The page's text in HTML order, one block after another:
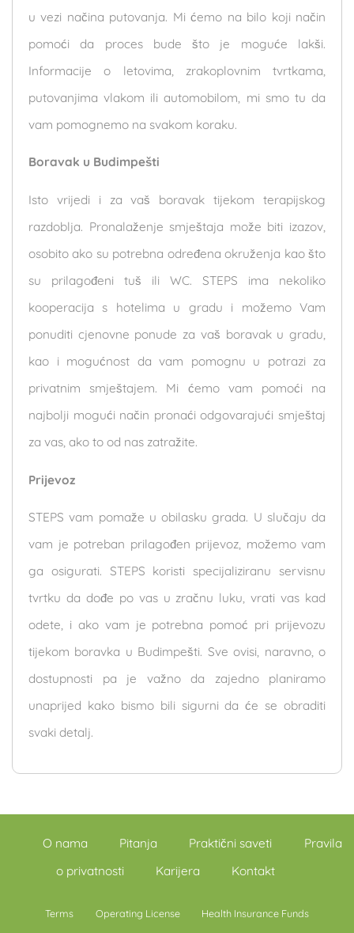
u vezi načina putovanja. Mi ćemo na bilo koji način
pomoći da proces bude što je moguće lakši.
Informacije o letovima, zrakoplovnim tvrtkama,
putovanjima vlakom ili automobilom, mi smo tu da
vam pomognemo na svakom koraku.
Boravak u Budimpešti
Isto vrijedi i za vaš boravak tijekom terapijskog
razdoblja. Pronalaženje smještaja može biti izazov,
osobito ako su potrebna određena okruženja kao što
su prilagođeni tuš ili WC. STEPS ima nekoliko
kooperacija s hotelima u gradu i možemo Vam
ponuditi cjenovne ponude za vaš boravak u gradu,
kao i mogućnost da vam pomognu u potrazi za
privatnim smještajem. Mi ćemo vam pomoći na
najbolji mogući način pronaći odgovarajući smještaj
za vas, ako to od nas zatražite.
Prijevoz
STEPS vam pomaže u obilasku grada. U slučaju da
vam je potreban prilagođen prijevoz, možemo vam
ga osigurati. STEPS koristi specijaliziranu servisnu
tvrtku da dođe po vas u zračnu luku, vrati vas kad
odete, i ako vam je potrebna pomoć pri prijevozu
tijekom boravka u Budimpešti. Sve ovisi, naravno, o
dostupnosti pa je važno da zajedno planiramo
unaprijed kako bismo bili sigurni da će se obraditi
svaki detalj.
O nama Pitanja Praktični saveti
Pravila
o privatnosti
Karijera Kontakt
Terms Operating License Health Insurance Funds